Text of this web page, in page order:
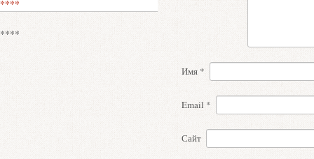
Имя *
Email *
Сайт
****
****